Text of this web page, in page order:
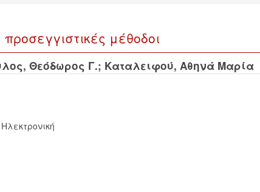
μέθοδοι
Θεόδωρος Γ.; Καταλειφού, Αθηνά Μαρία
Ηλεκτρονική